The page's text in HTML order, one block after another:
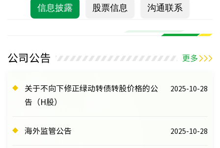
信息披露 股票信息 沟通联系
公司公告 更多
关于不向下修正绿动转债转股价格的公
告（H股）
2025-10-28
海外监管公告 2025-10-28